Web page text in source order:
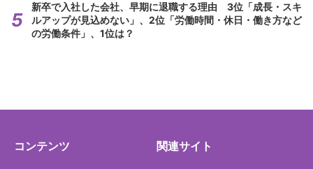
新卒で入社した会社、早期に退職する理由 3位「成長・スキ
ルアップが見込めない」、2位「労働時間・休日・働き方など
の労働条件」、1位は？
コンテンツ 関連サイト